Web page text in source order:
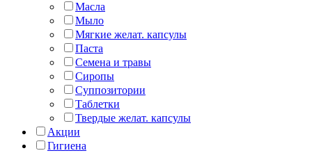
Масла
Мыло
Мягкие желат. капсулы
Паста
Семена и травы
Сиропы
Суппозитории
Таблетки
Твердые желат. капсулы
Акции
Гигиена